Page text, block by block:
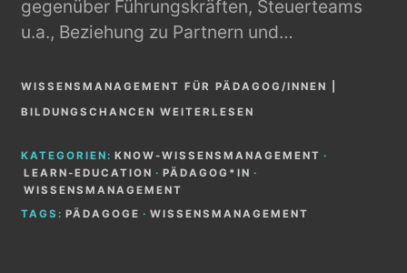
gegenüber Führungskräften, Steuerteams
u.a., Beziehung zu Partnern und…
WISSENSMANAGEMENT FÜR PÄDAGOG/INNEN |
BILDUNGSCHANCEN WEITERLESEN
KATEGORIEN: KNOW-WISSENSMANAGEMENT ·
LEARN-EDUCATION · PÄDAGOG*IN ·
WISSENSMANAGEMENT
TAGS: PÄDAGOGE · WISSENSMANAGEMENT